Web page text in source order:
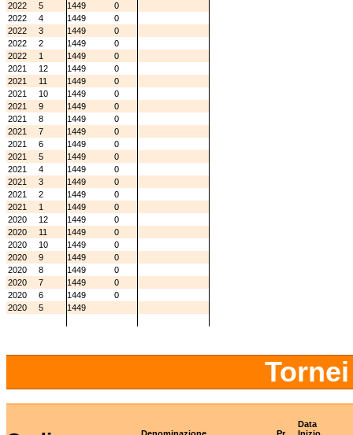
2022
5 1449
0
2022
4 1449
0
2022
3 1449
0
2022
2 1449
0
2022
1 1449
0
2021
12 1449
0
2021
11 1449
0
2021
10 1449
0
2021
9 1449
0
2021
8 1449
0
2021
7 1449
0
2021
6 1449
0
2021
5 1449
0
2021
4 1449
0
2021
3 1449
0
2021
2 1449
0
2021
1 1449
0
2020
12 1449
0
2020
11 1449
0
2020
10 1449
0
2020
9 1449
0
2020
8 1449
0
2020
7 1449
0
2020
6 1449
0
2020
5 1449
Data